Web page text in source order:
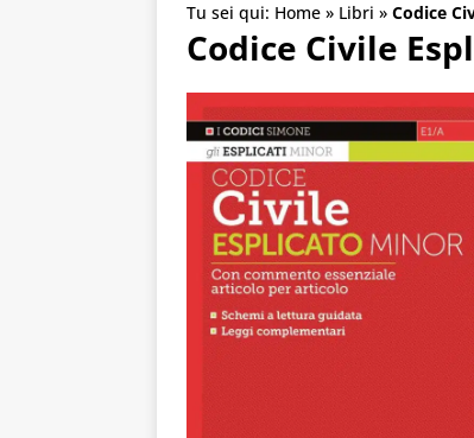
Tu sei qui: Home » Libri » Codice
Codice Civile